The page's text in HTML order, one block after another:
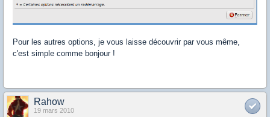
Pour les autres options, je vous laisse découvrir par vous même,
c'est simple comme bonjour !
Rahow
19 mars 2010